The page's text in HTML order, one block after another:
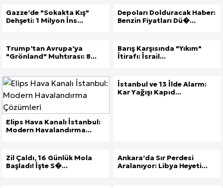
Gazze’de "Sokakta Kış"
Dehşeti: 1 Milyon İns...
Depoları Dolduracak Haber:
Benzin Fiyatları Dü�...
Trump’tan Avrupa’ya
"Grönland" Muhtırası: 8...
Barış Karşısında "Yıkım"
İtirafı: İsrail...
Elips Hava Kanalı İstanbul:
Modern Havalandırma...
İstanbul ve 13 İlde Alarm:
Kar Yağışı Kapıd...
Zil Çaldı, 16 Günlük Mola
Başladı! İşte S�...
Ankara’da Sır Perdesi
Aralanıyor: Libya Heyeti...